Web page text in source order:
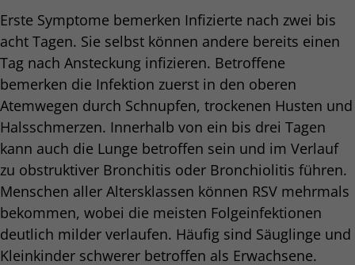
Erste Symptome bemerken Infizierte nach zwei bis
acht Tagen. Sie selbst können andere bereits einen
Tag nach Ansteckung infizieren. Betroffene
bemerken die Infektion zuerst in den oberen
Atemwegen durch Schnupfen, trockenen Husten und
Halsschmerzen. Innerhalb von ein bis drei Tagen
kann auch die Lunge betroffen sein und im Verlauf
zu obstruktiver Bronchitis oder Bronchiolitis führen.
Menschen aller Altersklassen können RSV mehrmals
bekommen, wobei die meisten Folgeinfektionen
deutlich milder verlaufen. Häufig sind Säuglinge und
Kleinkinder schwerer betroffen als Erwachsene.